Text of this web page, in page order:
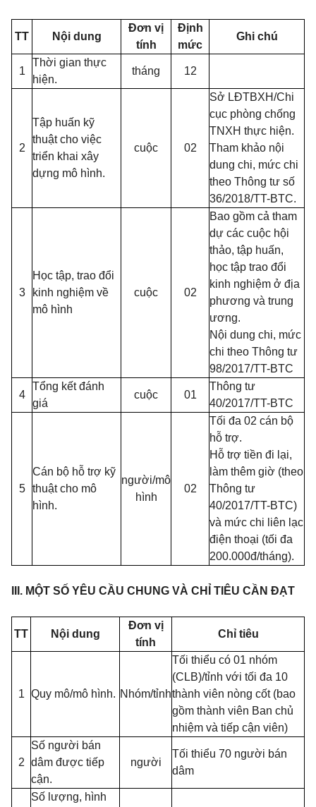
TT Nội dung
Đơn vị
tính
Định
mức
Ghi chú
1
Thời gian thực
hiện.
tháng 12
2
Tập huấn kỹ
thuật cho việc
triển khai xây
dựng mô hình.
cuộc 02
Sở LĐTBXH/Chi
cục phòng chống
TNXH thực hiện.
Tham khảo nội
dung chi, mức chi
theo Thông tư số
36/2018/TT-BTC.
3
Học tập, trao đổi
kinh nghiệm về
mô hình
cuộc 02
Bao gồm cả tham
dự các cuộc hội
thảo, tập huấn,
học tập trao đổi
kinh nghiệm ở địa
phương và trung
ương.
Nội dung chi, mức
chi theo Thông tư
98/2017/TT-BTC
4
Tổng kết đánh
giá
cuộc 01
Thông tư
40/2017/TT-BTC
5
Cán bộ hỗ trợ kỹ
thuật cho mô
hình.
người/mô
hình
02
Tối đa 02 cán bộ
hỗ trợ.
Hỗ trợ tiền đi lại,
làm thêm giờ (theo
Thông tư
40/2017/TT-BTC)
và mức chi liên lạc
điện thoại (tối đa
200.000đ/tháng).
III. MỘT SỐ YÊU CẦU CHUNG VÀ CHỈ TIÊU CẦN ĐẠT
TT Nội dung
Đơn vị
tính
Chỉ tiêu
1 Quy mô/mô hình. Nhóm/tỉnh
Tối thiểu có 01 nhóm
(CLB)/tỉnh với tối đa 10
thành viên nòng cốt (bao
gồm thành viên Ban chủ
nhiệm và tiếp cận viên)
2
Số người bán
dâm được tiếp
cận.
người
Tối thiểu 70 người bán
dâm
Số lượng, hình